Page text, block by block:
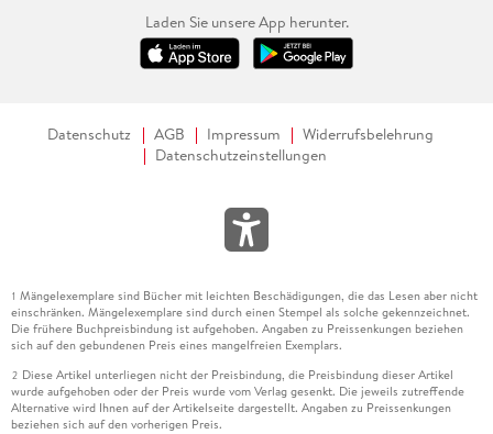
Laden Sie unsere App herunter.
Datenschutz AGB Impressum
Widerrufsbelehrung
Datenschutzeinstellungen
1 Mängelexemplare sind Bücher mit leichten Beschädigungen, die das Lesen aber nicht
einschränken. Mängelexemplare sind durch einen Stempel als solche gekennzeichnet.
Die frühere Buchpreisbindung ist aufgehoben. Angaben zu Preissenkungen beziehen
sich auf den gebundenen Preis eines mangelfreien Exemplars.
2 Diese Artikel unterliegen nicht der Preisbindung, die Preisbindung dieser Artikel
wurde aufgehoben oder der Preis wurde vom Verlag gesenkt. Die jeweils zutreffende
Alternative wird Ihnen auf der Artikelseite dargestellt. Angaben zu Preissenkungen
beziehen sich auf den vorherigen Preis.